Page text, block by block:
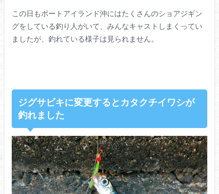
この日もポートアイランド沖にはたくさんのショアジギン
グをしている釣り人がいて、みんなキャストしまくってい
ましたが、釣れている様子は見られません。
ジグサビキに変更するとカタクチイワシが
釣れました